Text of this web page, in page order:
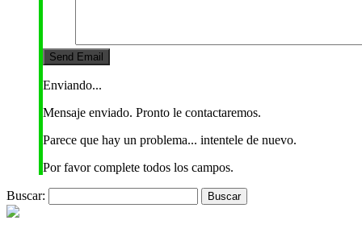
Enviando...
Mensaje enviado. Pronto le contactaremos.
Parece que hay un problema... intentele de nuevo.
Por favor complete todos los campos.
Buscar: